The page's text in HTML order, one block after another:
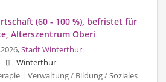
(60 - 100 %), befristet für
Alterszentrum Oberi
Stadt Winterthur
Winterthur
| Verwaltung / Bildung / Soziales